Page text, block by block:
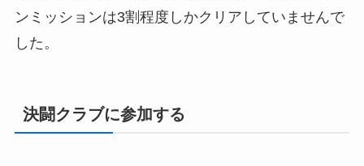
ンミッションは3割程度しかクリアしていませんで
した。
決闘クラブに参加する